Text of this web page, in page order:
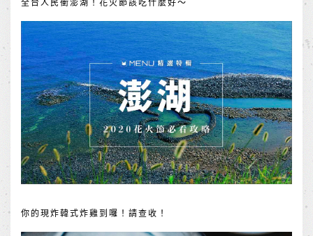
全台人民衝澎湖！花火節該吃什麼好～
你的現炸韓式炸雞到囉！請查收！